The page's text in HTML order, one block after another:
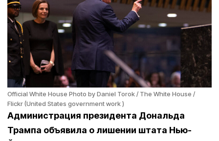
Official White House Photo by Daniel Torok / The White House /
Flickr (United States government work )
Администрация президента Дональда
Трампа объявила о лишении штата Нью-